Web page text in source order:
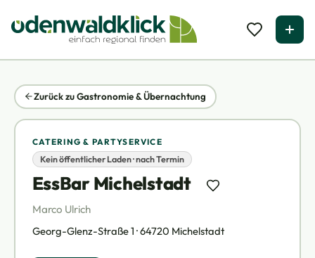
Zurück zu Gastronomie & Übernachtung
CATERING & PARTYSERVICE
Kein öffentlicher Laden · nach Termin
EssBar Michelstadt
Marco Ulrich
Georg-Glenz-Straße 1 · 64720 Michelstadt